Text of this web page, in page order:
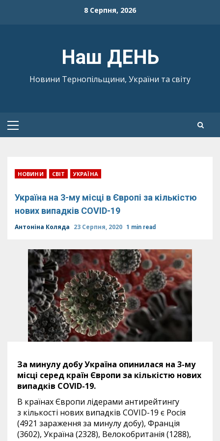
8 Серпня, 2026
Наш ДЕНЬ
Новини Тернопільщини, України та світу
Primary
НОВИНИ СВІТ УКРАЇНА
Україна на 3-му місці в Європі за кількістю
нових випадків COVID-19
Антоніна Коляда 23 Серпня, 2020 1 min read
За минулу добу Україна опинилася на 3-му
місці серед країн Європи за кількістю нових
випадків COVID-19.
В країнах Європи лідерами антирейтингу
з кількості нових випадків COVID-19 є Росія
(4921 зараження за минулу добу), Франція
(3602), Україна (2328), Велокобританія (1288),